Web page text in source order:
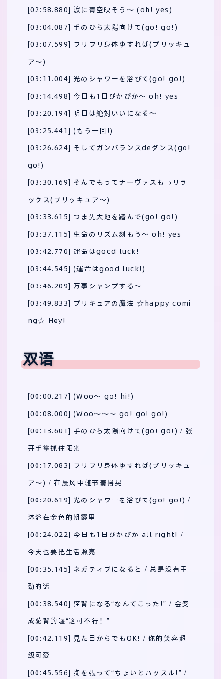
[02:58.880] 涙に青空映そう～ (oh! yes)
[03:04.087] 手のひら太陽向けて(go! go!)
[03:07.599] フリフリ身体ゆすれば(プリッキュ
ア～)
[03:11.004] 光のシャワーを浴びて(go! go!)
[03:14.498] 今日も1日ぴかぴか～ oh! yes
[03:20.194] 明日は絶対いいになる～
[03:25.441] (もう一回!)
[03:26.624] そしてガンバランスdeダンス(go!
go!)
[03:30.169] そんでもってナーヴァスも→リラ
ックス(プリッキュア～)
[03:33.615] つま先大地を踏んで(go! go!)
[03:37.115] 生命のリズム刻もう～ oh! yes
[03:42.770] 運命はgood luck!
[03:44.545] (運命はgood luck!)
[03:46.209] 万事シャンプする～
[03:49.833] プリキュアの魔法 ☆happy comi
ng☆ Hey!
双语
[00:00.217] (Woo～ go! hi!)
[00:08.000] (Woo～～～ go! go! go!)
[00:13.601] 手のひら太陽向けて(go! go!) / 张
开手掌抓住阳光
[00:17.083] フリフリ身体ゆすれば(プリッキュ
ア～) / 在晨风中随节奏摇晃
[00:20.619] 光のシャワーを浴びて(go! go!) /
沐浴在金色的朝霞里
[00:24.022] 今日も1日ぴかぴか all right! /
今天也要把生活照亮
[00:35.145] ネガティブになると / 总是没有干
劲的话
[00:38.540] 猫背になる“なんてこった!” / 会变
成驼背的喔“这可不行！”
[00:42.119] 見た目からでもOK! / 你的笑容超
级可爱
[00:45.556] 胸を張って“ちょいとハッスル!” /